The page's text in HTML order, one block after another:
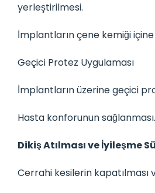
yerleştirilmesi.
İmplantların çene kemiği
Geçici Protez Uygulaması
İmplantların üzerine geçici
Hasta konforunun sağlanması.
Dikiş Atılması ve İyileşme
Cerrahi kesilerin kapatılması